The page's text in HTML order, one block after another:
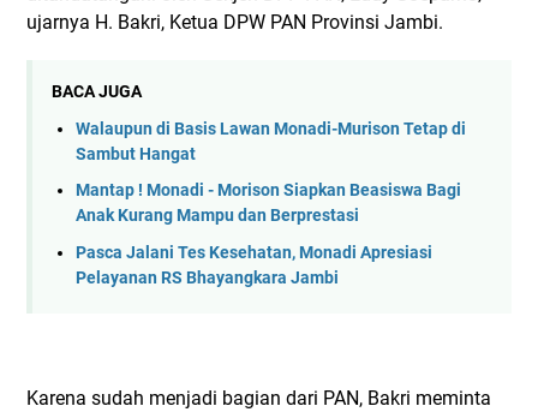
ujarnya H. Bakri, Ketua DPW PAN Provinsi Jambi.
BACA JUGA
Walaupun di Basis Lawan Monadi-Murison Tetap di
Sambut Hangat
Mantap ! Monadi - Morison Siapkan Beasiswa Bagi
Anak Kurang Mampu dan Berprestasi
Pasca Jalani Tes Kesehatan, Monadi Apresiasi
Pelayanan RS Bhayangkara Jambi
Karena sudah menjadi bagian dari PAN, Bakri meminta